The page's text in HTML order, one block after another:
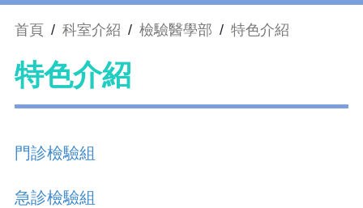
首頁 / 科室介紹 / 檢驗醫學部 / 特色介紹
特色介紹
門診檢驗組
急診檢驗組